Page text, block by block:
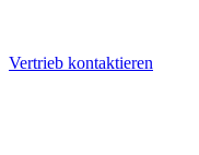
Vertrieb kontaktieren